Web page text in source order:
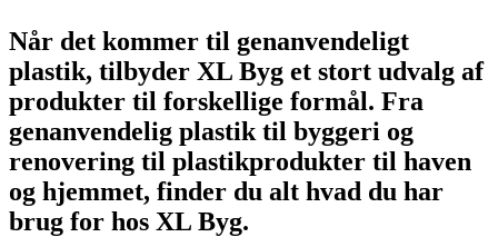
Når det kommer til genanvendeligt
plastik, tilbyder XL Byg et stort udvalg af
produkter til forskellige formål. Fra
genanvendelig plastik til byggeri og
renovering til plastikprodukter til haven
og hjemmet, finder du alt hvad du har
brug for hos XL Byg.